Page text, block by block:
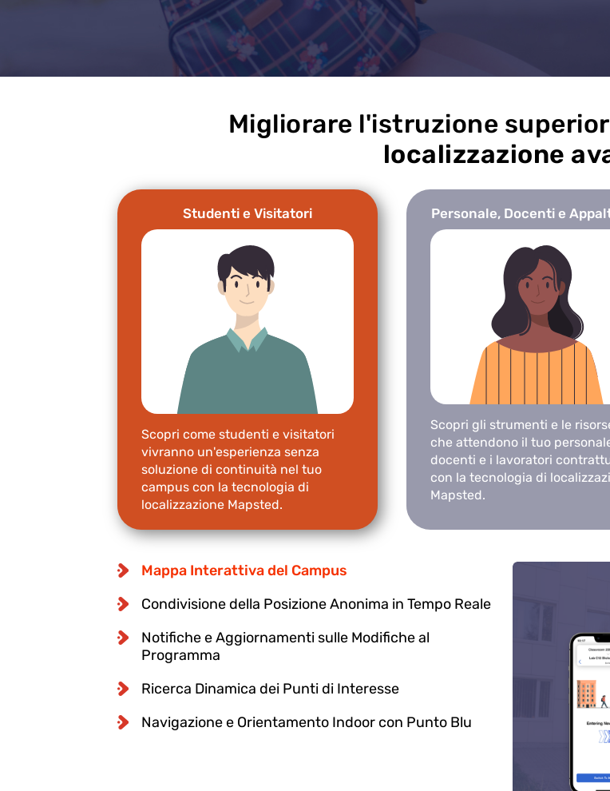
Migliorare l'istruzione
localizzazione
Studenti e Visitatori
Scopri come studenti e visitatori
vivranno un'esperienza senza
soluzione di continuità nel tuo
campus con la tecnologia di
localizzazione Mapsted.
Personale, Docenti e
Scopri gli strumenti e le
che attendono il tuo
docenti e i lavoratori
con la tecnologia di
Mapsted.
Mappa Interattiva del Campus
Condivisione della Posizione Anonima in Tempo Reale
Notifiche e Aggiornamenti sulle Modifiche al
Programma
Ricerca Dinamica dei Punti di Interesse
Navigazione e Orientamento Indoor con Punto Blu